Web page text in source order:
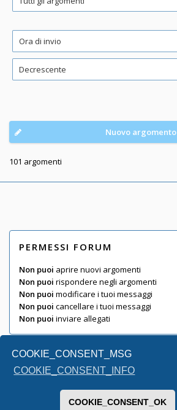
COOKIE_CONSENT_MSG
COOKIE_CONSENT_INFO
COOKIE_CONSENT_OK
Nuovo argomento
101 argomenti
PERMESSI FORUM
Non puoi aprire nuovi argomenti
Non puoi rispondere negli argomenti
Non puoi modificare i tuoi messaggi
Non puoi cancellare i tuoi messaggi
Non puoi inviare allegati
Home